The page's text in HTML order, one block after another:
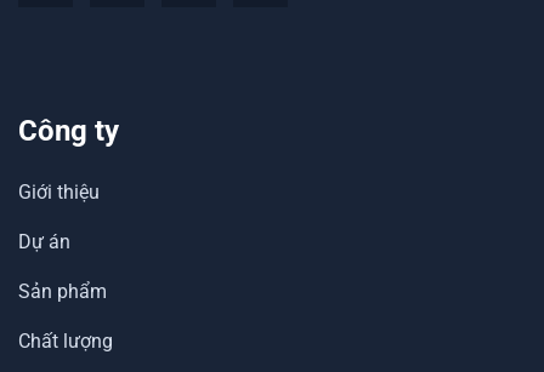
Công ty
Giới thiệu
Dự án
Sản phẩm
Chất lượng